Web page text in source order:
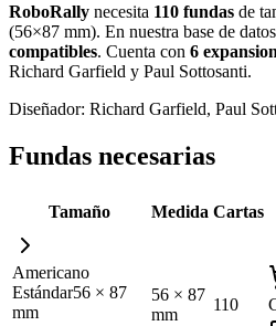
RoboRally necesita 110 fundas de
(56×87 mm). En nuestra base de
compatibles. Cuenta con 6
Richard Garfield y Paul Sottosanti.
Diseñador: Richard Garfield, Paul
Fundas necesarias
Tamaño Medida Cartas
Americano
Estándar56 × 87
mm
56 × 87
mm
110